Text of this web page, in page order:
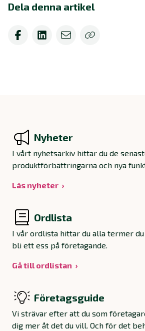
Dela denna artikel
Nyheter
I vårt nyhetsarkiv hittar du de
produktförbättringarna och nya
Läs nyheter
Ordlista
I vår ordlista hittar du alla termer
bli ett ess på företagande.
Gå till ordlistan
Företagsguide
Vi strävar efter att du som
dig mer åt det du vill. Och för det